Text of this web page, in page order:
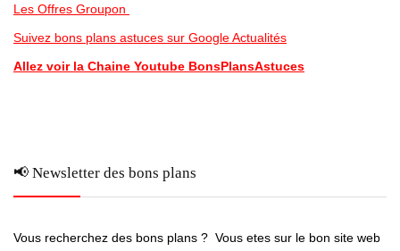
Les Offres Groupon
Suivez bons plans astuces sur Google Actualités
Allez voir la Chaine Youtube BonsPlansAstuces
📢 Newsletter des bons plans
Vous recherchez des bons plans ? Vous etes sur le bon site web